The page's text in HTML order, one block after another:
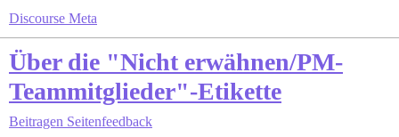
Discourse Meta
Über die "Nicht erwähnen/PM-
Teammitglieder"-Etikette
Beitragen Seitenfeedback